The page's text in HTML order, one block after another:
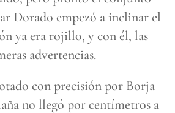
Dorado empezó a inclinar el
ya era rojillo, y con él, las
advertencias.
con precisión por Borja
no llegó por centímetros a